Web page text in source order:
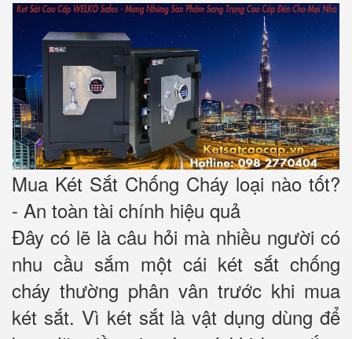
Mua Két Sắt Chống Cháy loại nào tốt?
- An toàn tài chính hiệu quả
Đây có lẽ là câu hỏi mà nhiều người có
nhu cầu sắm một cái két sắt chống
cháy thường phân vân trước khi mua
két sắt. Vì két sắt là vật dụng dùng để